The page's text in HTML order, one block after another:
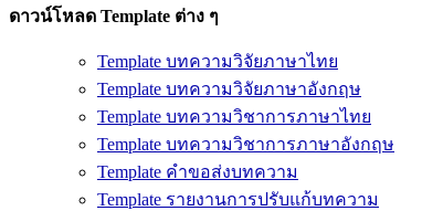
ดาวน์โหลด Template ต่าง ๆ
Template บทความวิจัยภาษาไทย
Template บทความวิจัยภาษาอังกฤษ
Template บทความวิชาการภาษาไทย
Template บทความวิชาการภาษาอังกฤษ
Template คำขอส่งบทความ
Template รายงานการปรับแก้บทความ